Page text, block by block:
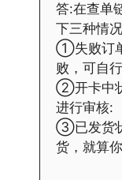
答:在查单
下三种情
①失败订
败，可自
②开卡中
进行审核:
③已发货
货，就算